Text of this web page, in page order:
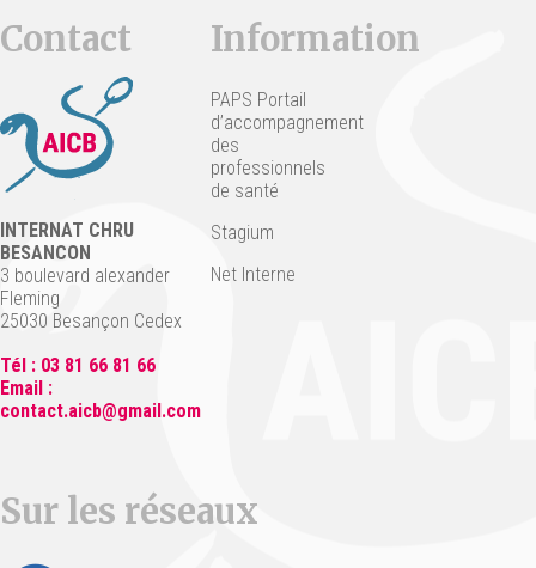
Contact
INTERNAT CHRU
BESANCON
3 boulevard alexander
Fleming
25030 Besançon Cedex
Tél : 03 81 66 81 66
Email :
contact.aicb@gmail.com
Information
PAPS Portail
d’accompagnement
des
professionnels
de santé
Stagium
Net Interne
Sur les réseaux